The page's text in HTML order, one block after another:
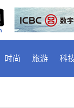
时尚 旅游 科